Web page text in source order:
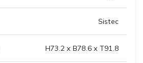
Sistec
H73.2 x B78.6 x T91.8